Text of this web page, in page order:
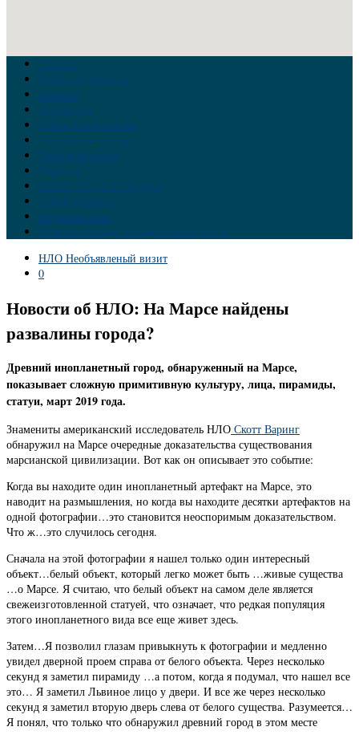
Главная
Война на Украине
Новости
Аналитика
Тайны Геополитики
Российские элиты
Теория заговора
Украина
Новый Мировой Порядок
Тайны истории
Обратная связь
Правила комментирования материалов
НЛО Необъявленый визит
0
Новости об НЛО: На Марсе найдены
развалины города?
Древний инопланетный город, обнаруженный на Марсе,
показывает сложную примитивную культуру, лица, пирамиды,
статуи, март 2019 года.
Знамениты американский исследователь НЛО Скотт Варинг
обнаружил на Марсе очередные доказательства существования
марсианской цивилизации. Вот как он описывает это событие:
Когда вы находите один инопланетный артефакт на Марсе, это
наводит на размышления, но когда вы находите десятки артефактов на
одной фотографии…это становится неоспоримым доказательством.
Что ж…это случилось сегодня.
Сначала на этой фотографии я нашел только один интересный
объект…белый объект, который легко может быть …живые существа
…о Марсе. Я считаю, что белый объект на самом деле является
свежеизготовленной статуей, что означает, что редкая популяция
этого инопланетного вида все еще живет здесь.
Затем…Я позволил глазам привыкнуть к фотографии и медленно
увидел дверной проем справа от белого объекта. Через несколько
секунд я заметил пирамиду …а потом, когда я подумал, что нашел все
это… Я заметил Львиное лицо у двери. И все же через несколько
секунд я заметил вторую дверь слева от белого существа. Разумеется…
Я понял, что только что обнаружил древний город в этом месте